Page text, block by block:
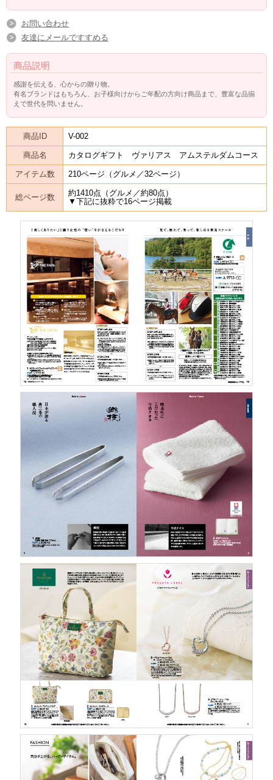
お問い合わせ
友達にメールですすめる
商品説明
感謝を伝える、心からの贈り物。
有名ブランドはもちろん、お子様向けからご年配の方向け商品まで、豊富な品揃
えで世代を問いません。
商品ID V-002
商品名 カタログギフト ヴァリアス アムステルダムコース
アイテム数 210ページ（グルメ／32ページ）
総ページ数
約1410点（グルメ／約80点）
▼下記に抜粋で16ページ掲載